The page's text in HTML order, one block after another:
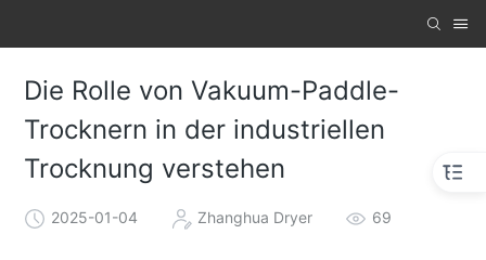
Die Rolle von Vakuum-Paddle-
Trocknern in der industriellen
Trocknung verstehen
2025-01-04 Zhanghua Dryer 69